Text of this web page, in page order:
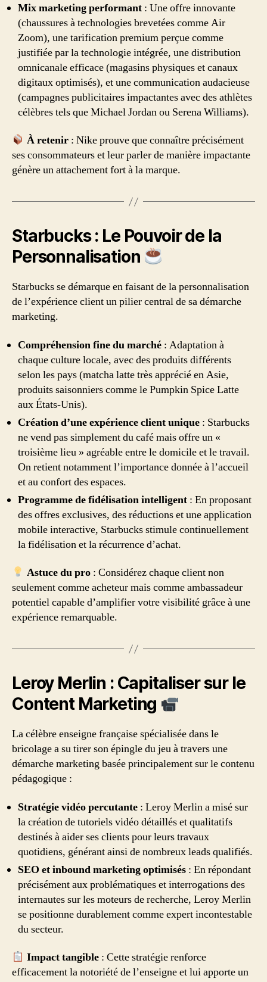
Mix marketing performant : Une offre innovante
(chaussures à technologies brevetées comme Air
Zoom), une tarification premium perçue comme
justifiée par la technologie intégrée, une distribution
omnicanale efficace (magasins physiques et canaux
digitaux optimisés), et une communication audacieuse
(campagnes publicitaires impactantes avec des athlètes
célèbres tels que Michael Jordan ou Serena Williams).
À retenir: Nike prouve que connaître précisément
ses consommateurs et leur parler de manière impactante
génère un attachement fort à la marque.
Starbucks : Le Pouvoir de la
Personnalisation
Starbucks se démarque en faisant de la personnalisation
de l’expérience client un pilier central de sa démarche
marketing.
Compréhension fine du marché : Adaptation à
chaque culture locale, avec des produits différents
selon les pays (matcha latte très apprécié en Asie,
produits saisonniers comme le Pumpkin Spice Latte
aux États-Unis).
Création d’une expérience client unique : Starbucks
ne vend pas simplement du café mais offre un «
troisième lieu » agréable entre le domicile et le travail.
On retient notamment l’importance donnée à l’accueil
et au confort des espaces.
Programme de fidélisation intelligent : En proposant
des offres exclusives, des réductions et une application
mobile interactive, Starbucks stimule continuellement
la fidélisation et la récurrence d’achat.
Astuce du pro: Considérez chaque client non
seulement comme acheteur mais comme ambassadeur
potentiel capable d’amplifier votre visibilité grâce à une
expérience remarquable.
Leroy Merlin : Capitaliser sur le
Content Marketing
La célèbre enseigne française spécialisée dans le
bricolage a su tirer son épingle du jeu à travers une
démarche marketing basée principalement sur le contenu
pédagogique :
Stratégie vidéo percutante : Leroy Merlin a misé sur
la création de tutoriels vidéo détaillés et qualitatifs
destinés à aider ses clients pour leurs travaux
quotidiens, générant ainsi de nombreux leads qualifiés.
SEO et inbound marketing optimisés : En répondant
précisément aux problématiques et interrogations des
internautes sur les moteurs de recherche, Leroy Merlin
se positionne durablement comme expert incontestable
du secteur.
Impact tangible: Cette stratégie renforce
efficacement la notoriété de l’enseigne et lui apporte un